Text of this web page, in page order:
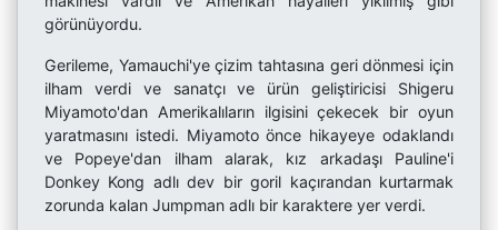
görünüyordu.
Gerileme, Yamauchi'ye çizim tahtasına geri dönmesi için
ilham verdi ve sanatçı ve ürün geliştiricisi Shigeru
Miyamoto'dan Amerikalıların ilgisini çekecek bir oyun
yaratmasını istedi. Miyamoto önce hikayeye odaklandı
ve Popeye'dan ilham alarak, kız arkadaşı Pauline'i
Donkey Kong adlı dev bir goril kaçırandan kurtarmak
zorunda kalan Jumpman adlı bir karaktere yer verdi.